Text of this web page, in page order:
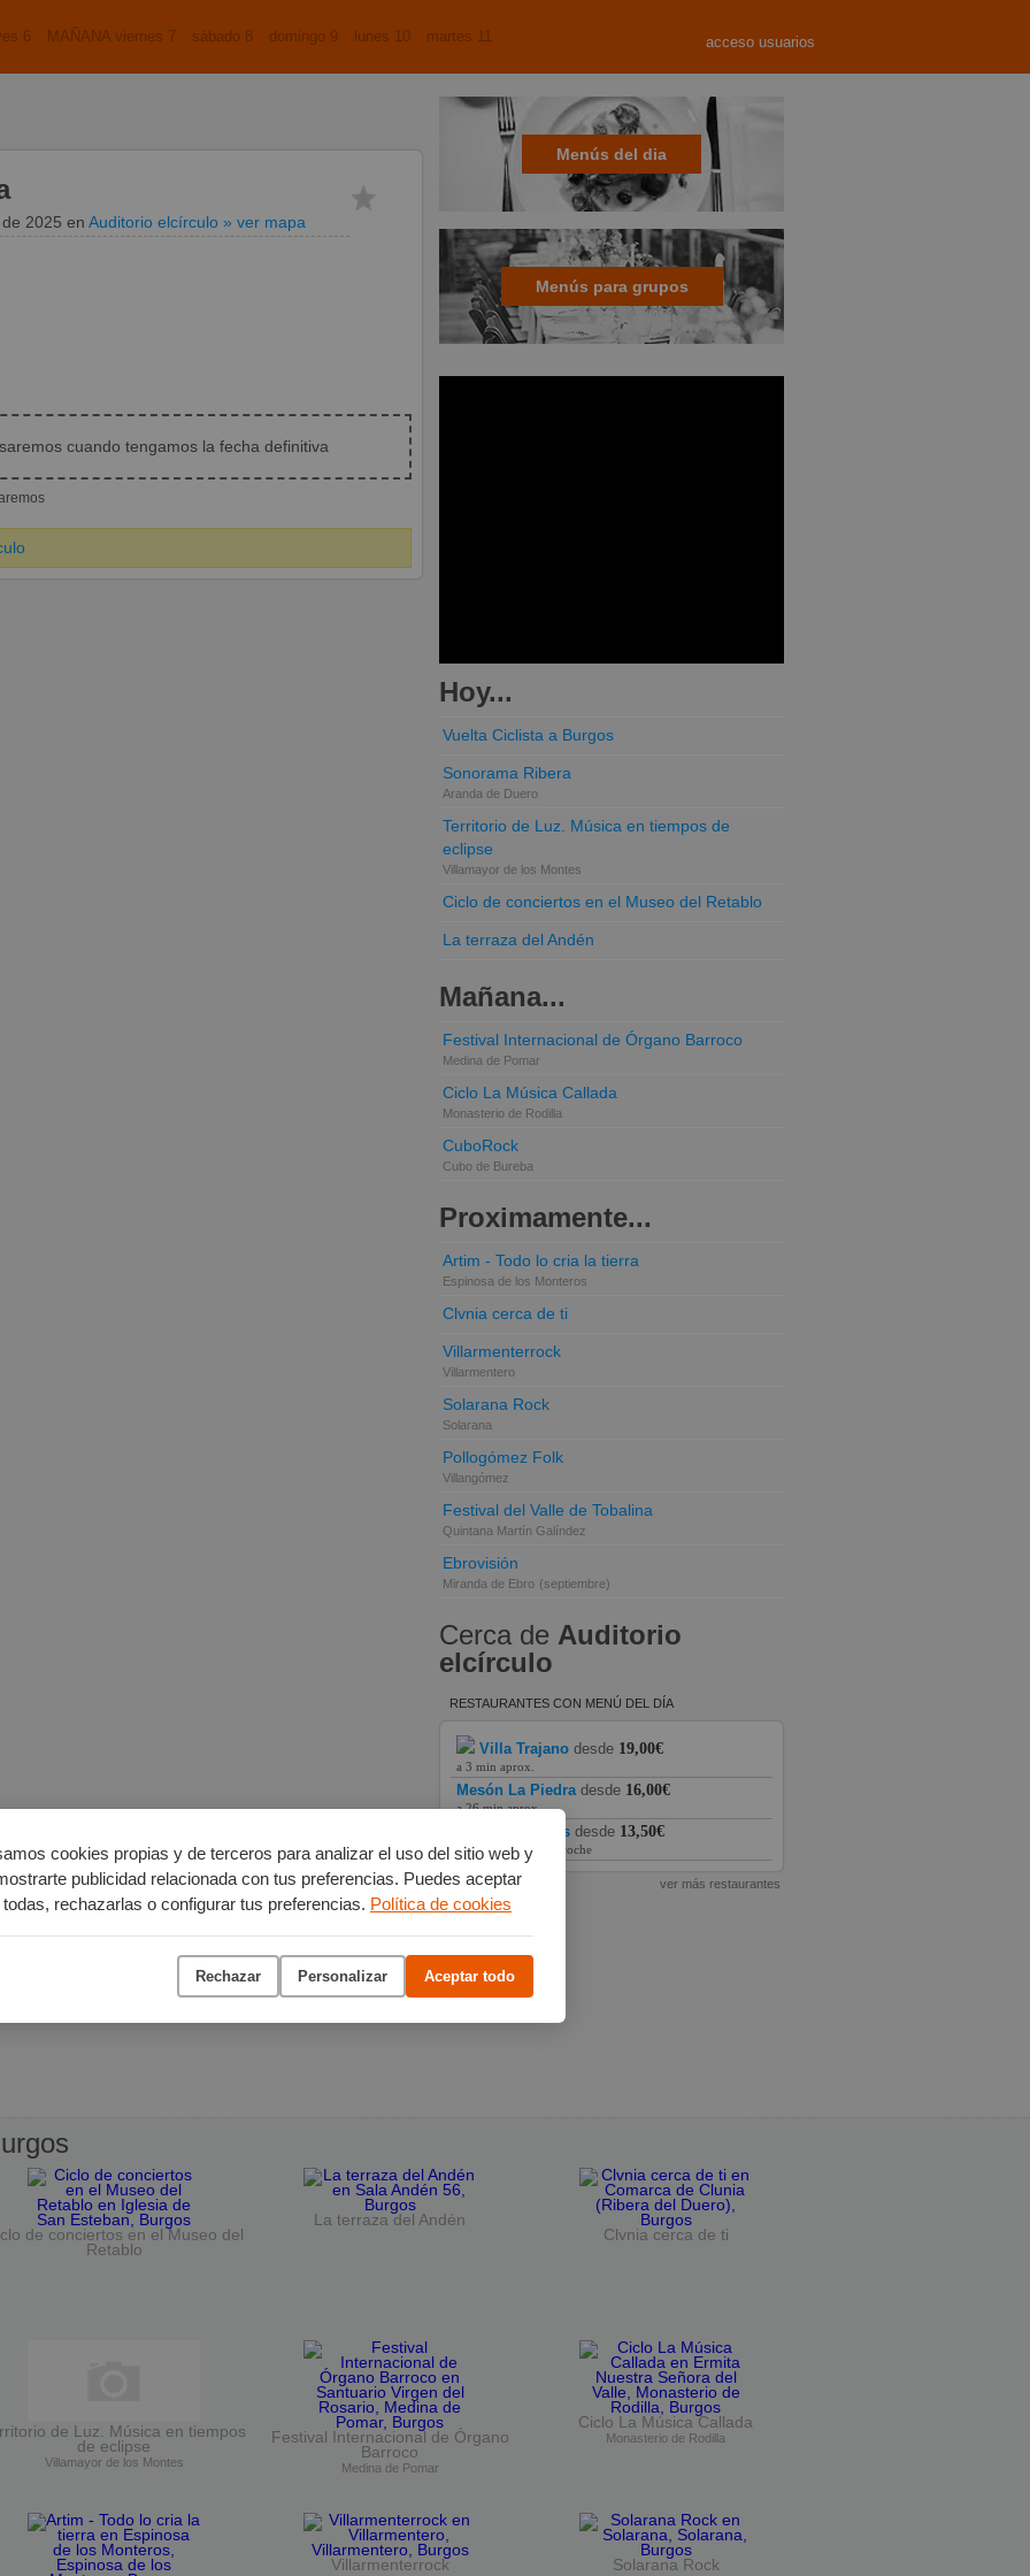
cookies propias y de terceros para analizar el uso del sitio web y
publicidad relacionada con tus preferencias. Puedes aceptar
todas, rechazarlas o configurar tus preferencias. Política de cookies
Rechazar Personalizar Aceptar todo
acceso usuarios
6 MAÑANA viernes 7 sábado 8 domingo 9 lunes 10 martes 11
2025 en Auditorio elcírculo » ver mapa
cuando tengamos la fecha definitiva
Menús del dia
Menús para grupos
Hoy...
Vuelta Ciclista a Burgos
Sonorama Ribera
Aranda de Duero
Territorio de Luz. Música en tiempos de
eclipse
Villamayor de los Montes
Ciclo de conciertos en el Museo del Retablo
La terraza del Andén
Mañana...
Festival Internacional de Órgano Barroco
Medina de Pomar
Ciclo La Música Callada
Monasterio de Rodilla
CuboRock
Cubo de Bureba
Proximamente...
Artim - Todo lo cria la tierra
Espinosa de los Monteros
Clvnia cerca de ti
Villarmenterrock
Villarmentero
Solarana Rock
Solarana
Pollogómez Folk
Villangómez
Festival del Valle de Tobalina
Quintana Martín Galíndez
Ebrovisión
Miranda de Ebro (septiembre)
Cerca de Auditorio
elcírculo
RESTAURANTES CON MENÚ DEL DÍA
Villa Trajano desde 19,00€
a 3 min aprox.
Mesón La Piedra desde 16,00€
a 26 min aprox.
Hotel Las Vegas desde 13,50€
a 12 min aprox. en coche
ver más restaurantes
de conciertos en el Museo del
Retablo
La terraza del Andén
Clvnia cerca de ti
de Luz. Música en tiempos
de eclipse
Villamayor de los Montes
Festival Internacional de Órgano
Barroco
Medina de Pomar
Ciclo La Música Callada
Monasterio de Rodilla
Villarmenterrock Solarana Rock